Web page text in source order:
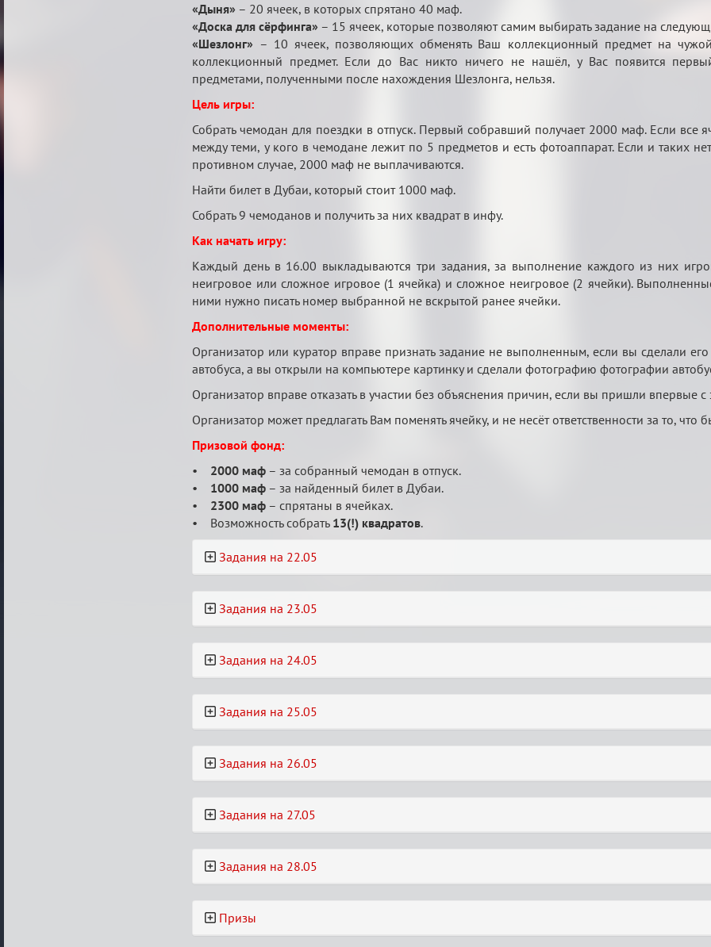
«Дыня» – 20 ячеек, в которых спрятано 40 маф.
«Доска для сёрфинга» – 15 ячеек, которые позволяют самим выбирать задание на
«Шезлонг» – 10 ячеек, позволяющих обменять Ваш коллекционный предмет на
коллекционный предмет. Если до Вас никто ничего не нашёл, у Вас появится
предметами, полученными после нахождения Шезлонга, нельзя.
Цель игры:
Собрать чемодан для поездки в отпуск. Первый собравший получает 2000 маф. Если все
между теми, у кого в чемодане лежит по 5 предметов и есть фотоаппарат. Если и таких
противном случае, 2000 маф не выплачиваются.
Найти билет в Дубаи, который стоит 1000 маф.
Собрать 9 чемоданов и получить за них квадрат в инфу.
Как начать игру:
Каждый день в 16.00 выкладываются три задания, за выполнение каждого из них
неигровое или сложное игровое (1 ячейка) и сложное неигровое (2 ячейки).
ними нужно писать номер выбранной не вскрытой ранее ячейки.
Дополнительные моменты:
Организатор или куратор вправе признать задание не выполненным, если вы сделали
автобуса, а вы открыли на компьютере картинку и сделали фотографию фотографии
Организатор вправе отказать в участии без объяснения причин, если вы пришли впервые
Организатор может предлагать Вам поменять ячейку, и не несёт ответственности за то, что
Призовой фонд:
• 2000 маф – за собранный чемодан в отпуск.
• 1000 маф – за найденный билет в Дубаи.
• 2300 маф – спрятаны в ячейках.
• Возможность собрать 13(!) квадратов.
Задания на 22.05
Задания на 23.05
Задания на 24.05
Задания на 25.05
Задания на 26.05
Задания на 27.05
Задания на 28.05
Призы